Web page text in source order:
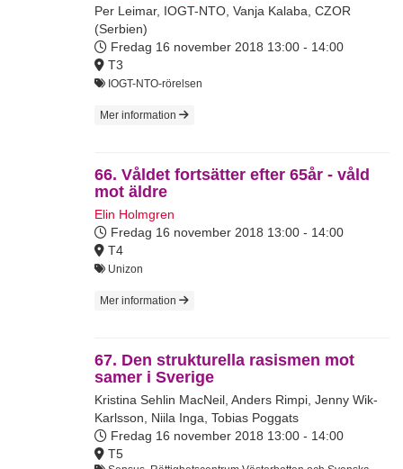
Per Leimar, IOGT-NTO Vanja Kalaba, CZOR
(Serbien)
Fredag 16 november 2018 13:00 - 14:00
T3
IOGT-NTO-rörelsen
Mer information
66. Våldet fortsätter efter 65år - våld
mot äldre
Elin Holmgren
Fredag 16 november 2018 13:00 - 14:00
T4
Unizon
Mer information
67. Den strukturella rasismen mot
samer i Sverige
Kristina Sehlin MacNeil Anders Rimpi Jenny Wik-
Karlsson
Niila Inga Tobias Poggats
Fredag 16 november 2018 13:00 - 14:00
T5